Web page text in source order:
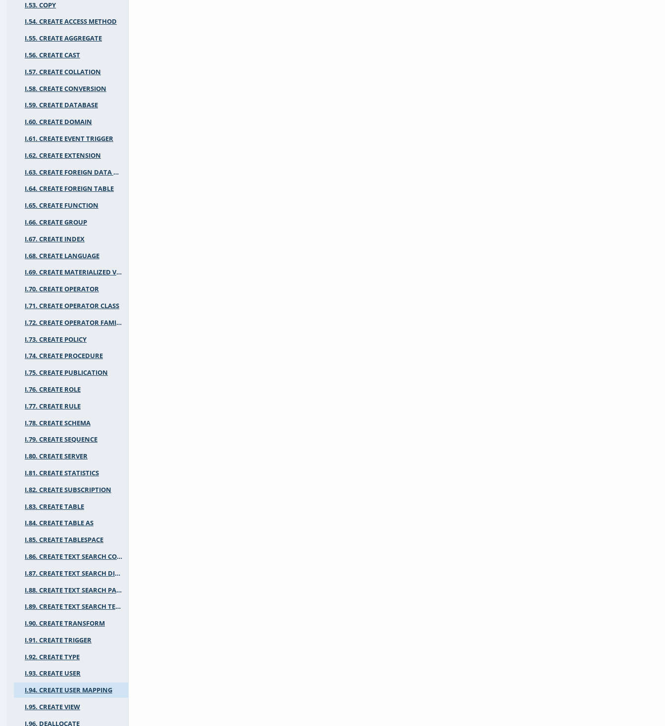
I.53. COPY
I.54. CREATE ACCESS METHOD
I.55. CREATE AGGREGATE
I.56. CREATE CAST
I.57. CREATE COLLATION
I.58. CREATE CONVERSION
I.59. CREATE DATABASE
I.60. CREATE DOMAIN
I.61. CREATE EVENT TRIGGER
I.62. CREATE EXTENSION
I.63. CREATE FOREIGN DATA WRAPPER
I.64. CREATE FOREIGN TABLE
I.65. CREATE FUNCTION
I.66. CREATE GROUP
I.67. CREATE INDEX
I.68. CREATE LANGUAGE
I.69. CREATE MATERIALIZED VIEW
I.70. CREATE OPERATOR
I.71. CREATE OPERATOR CLASS
I.72. CREATE OPERATOR FAMILY
I.73. CREATE POLICY
I.74. CREATE PROCEDURE
I.75. CREATE PUBLICATION
I.76. CREATE ROLE
I.77. CREATE RULE
I.78. CREATE SCHEMA
I.79. CREATE SEQUENCE
I.80. CREATE SERVER
I.81. CREATE STATISTICS
I.82. CREATE SUBSCRIPTION
I.83. CREATE TABLE
I.84. CREATE TABLE AS
I.85. CREATE TABLESPACE
I.86. CREATE TEXT SEARCH CONFIGURATION
I.87. CREATE TEXT SEARCH DICTIONARY
I.88. CREATE TEXT SEARCH PARSER
I.89. CREATE TEXT SEARCH TEMPLATE
I.90. CREATE TRANSFORM
I.91. CREATE TRIGGER
I.92. CREATE TYPE
I.93. CREATE USER
I.94. CREATE USER MAPPING
I.95. CREATE VIEW
I.96. DEALLOCATE